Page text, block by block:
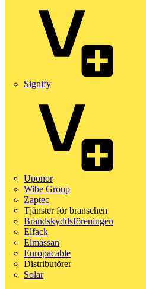
Signify
Uponor
Wibe Group
Zaptec
Tjänster för branschen
Brandskyddsföreningen
Elfack
Elmässan
Europacable
Distributörer
Solar